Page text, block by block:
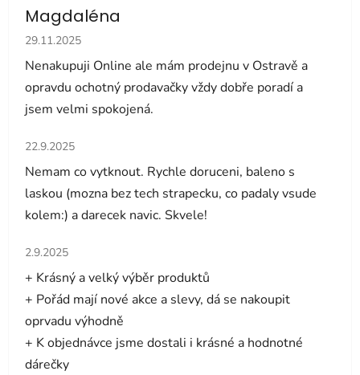
Magdaléna
Hodnocení obchodu je 5 z 5 hvězdiček.
29.11.2025
Nenakupuji Online ale mám prodejnu v Ostravě a
opravdu ochotný prodavačky vždy dobře poradí a
jsem velmi spokojená.
Hodnocení obchodu je 5 z 5 hvězdiček.
22.9.2025
Nemam co vytknout. Rychle doruceni, baleno s
laskou (mozna bez tech strapecku, co padaly vsude
kolem:) a darecek navic. Skvele!
Hodnocení obchodu je 5 z 5 hvězdiček.
2.9.2025
+ Krásný a velký výběr produktů
+ Pořád mají nové akce a slevy, dá se nakoupit
oprvadu výhodně
+ K objednávce jsme dostali i krásné a hodnotné
dárečky